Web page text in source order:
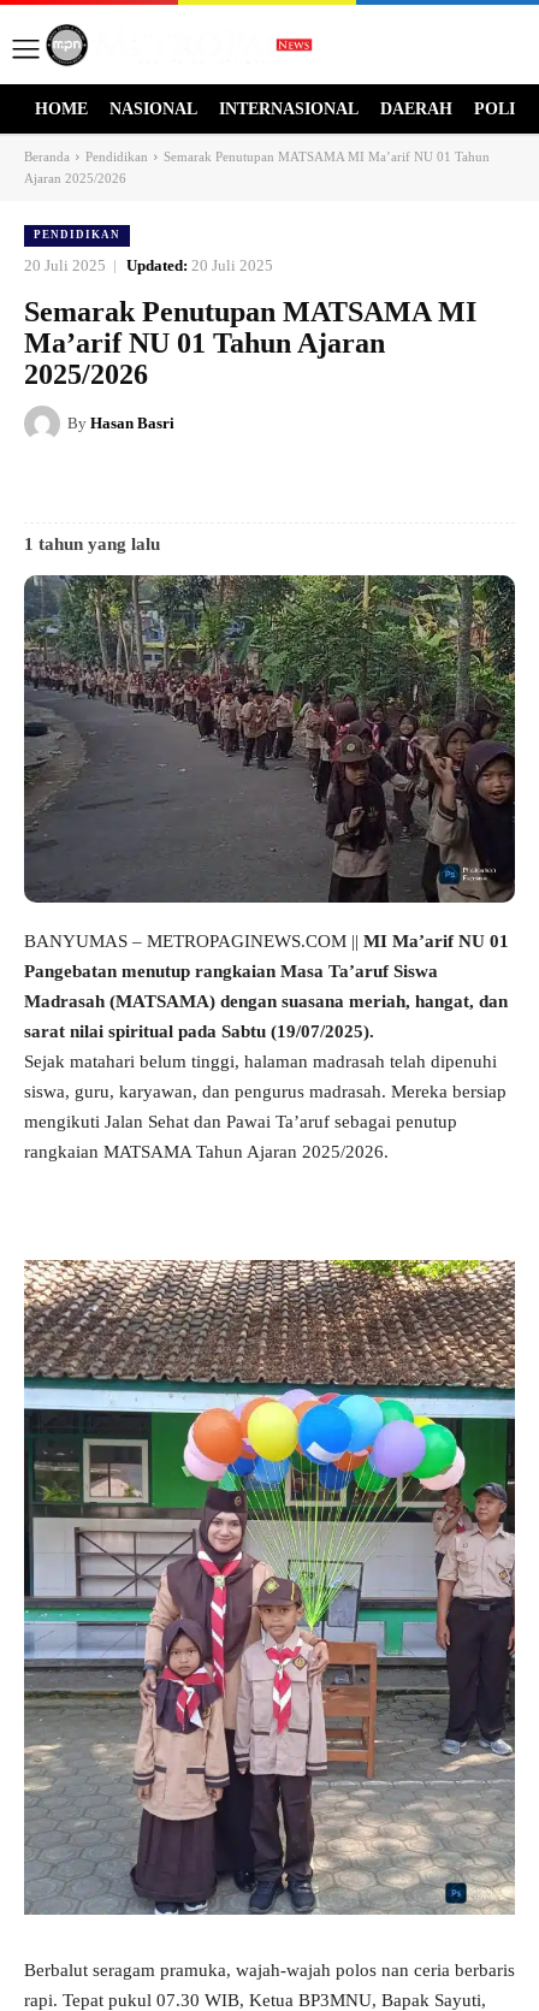
HOME NASIONAL INTERNASIONAL DAERAH
Beranda Pendidikan
Semarak Penutupan MATSAMA MI Ma’arif NU 01 Tahun
Ajaran 2025/2026
PENDIDIKAN
20 Juli 2025 Updated: 20 Juli 2025
Semarak Penutupan MATSAMA MI
Ma’arif NU 01 Tahun Ajaran
2025/2026
By Hasan Basri
1 tahun yang lalu
BANYUMAS – METROPAGINEWS.COM || MI Ma’arif NU 01
Pangebatan menutup rangkaian Masa Ta’aruf Siswa
Madrasah (MATSAMA) dengan suasana meriah, hangat, dan
sarat nilai spiritual pada Sabtu (19/07/2025).
Sejak matahari belum tinggi, halaman madrasah telah dipenuhi
siswa, guru, karyawan, dan pengurus madrasah. Mereka bersiap
mengikuti Jalan Sehat dan Pawai Ta’aruf sebagai penutup
rangkaian MATSAMA Tahun Ajaran 2025/2026.
Berbalut seragam pramuka, wajah-wajah polos nan ceria berbaris
rapi. Tepat pukul 07.30 WIB, Ketua BP3MNU, Bapak Sayuti,